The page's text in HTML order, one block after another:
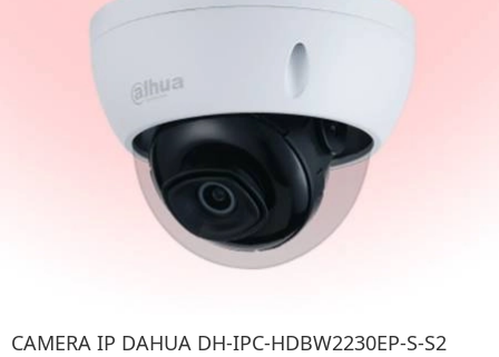
CAMERA IP DAHUA DH-IPC-HDBW2230EP-S-S2